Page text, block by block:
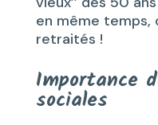
en même temps,
retraités !
Importance
sociales